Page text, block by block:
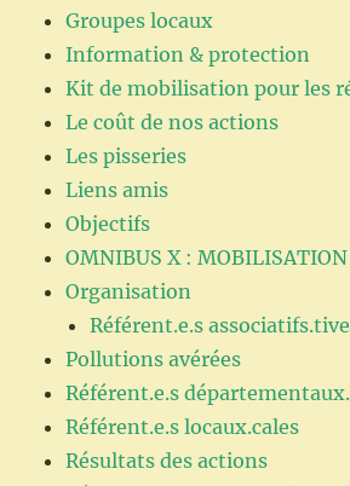
Groupes locaux
Information & protection
Kit de mobilisation pour les
Le coût de nos actions
Les pisseries
Liens amis
Objectifs
OMNIBUS X :
Organisation
Référent.e.s
Pollutions avérées
Référent.e.s
Référent.e.s locaux.cales
Résultats des actions